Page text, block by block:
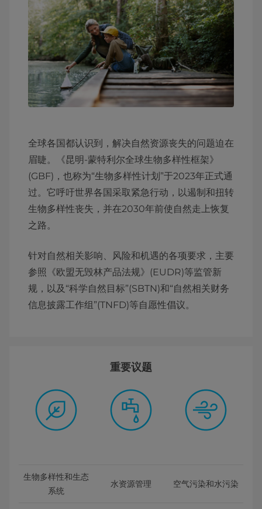
全球各国都认识到，解决自然资源丧失的问题迫在
眉睫。《昆明-蒙特利尔全球生物多样性框架》
(GBF)，也称为“生物多样性计划”于2023年正式通
过。它呼吁世界各国采取紧急行动，以遏制和扭转
生物多样性丧失，并在2030年前使自然走上恢复
之路。
针对自然相关影响、风险和机遇的各项要求，主要
参照《欧盟无毁林产品法规》(EUDR)等监管新
规，以及“科学自然目标”(SBTN)和“自然相关财务
信息披露工作组”(TNFD)等自愿性倡议。
重要议题
生物多样性和生态
系统
水资源管理 空气污染和水污染